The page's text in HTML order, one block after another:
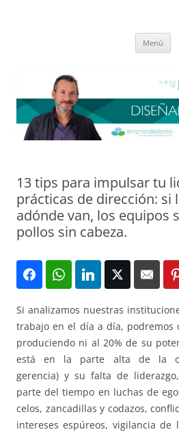
Menú
13 tips para impulsar tu
prácticas de dirección: si
adónde van, los equipos
pollos sin cabeza.
Si analizamos nuestras
trabajo en el día a día, podremos
produciendo ni al 20% de su
está en la parte alta de la
gerencia) y su falta de
parte del tiempo en luchas de
celos, zancadillas y codazos,
intereses espúreos, vigilancia